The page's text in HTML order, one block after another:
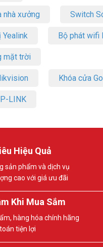
nhà xưởng Switch
Yealink Bộ phát wifi
mặt trời
Khóa cửa
LINK
Hiệu Quả
sản phẩm và dịch vụ
cao với giá ưu đãi
Khi Mua Sắm
hàng hóa chính hãng
tiện lợi